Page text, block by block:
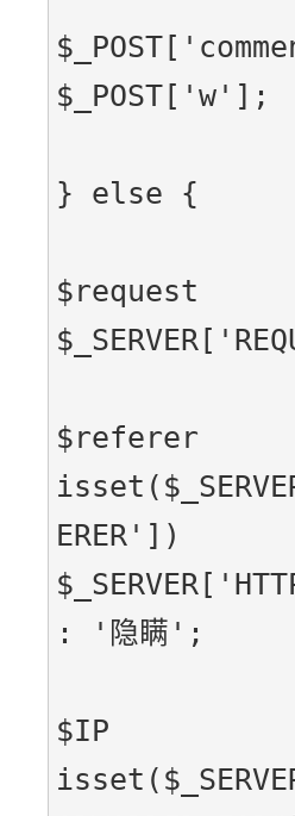
$_POST['w'];
} else {
: '隐瞒';
$IP